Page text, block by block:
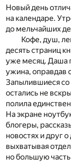
Новый день
на календаре.
до мельчайших
Кофе, душ,
десять страниц
уже месяц. Даша
ужина, оправдав
Запылившиеся
остались не
полила
На экране
блогеры,
новостях и друг
выхватывая
но большую